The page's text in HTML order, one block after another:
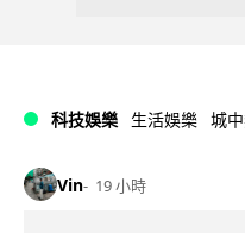
科技娛樂 生活娛樂 城
Vin 19 小時